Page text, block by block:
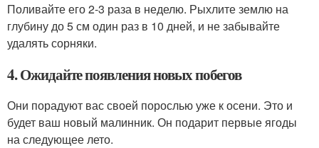
Поливайте его 2-3 раза в неделю. Рыхлите землю на
глубину до 5 см один раз в 10 дней, и не забывайте
удалять сорняки.
4. Ожидайте появления новых побегов
Они порадуют вас своей порослью уже к осени. Это и
будет ваш новый малинник. Он подарит первые ягоды
на следующее лето.